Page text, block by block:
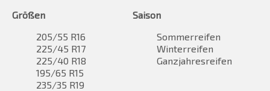
Größen
205/55 R16
225/45 R17
225/40 R18
195/65 R15
235/35 R19
Saison
Sommerreifen
Winterreifen
Ganzjahresreifen